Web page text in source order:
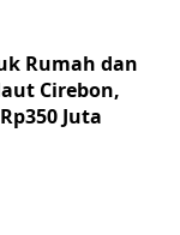
Rumah dan
Cirebon,
Juta